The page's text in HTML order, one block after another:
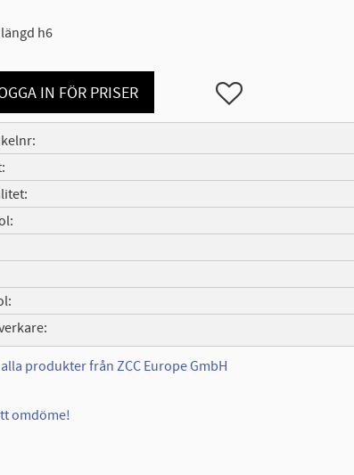
h6
IN FÖR PRISER Lägg till i favoriter
produkter från ZCC Europe GmbH
omdöme!